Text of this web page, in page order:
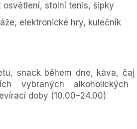
stolní tenis, šipky
elektronické hry, kulečník
snack během dne, káva, čaj
vybraných alkoholických
doby (10.00–24.00)